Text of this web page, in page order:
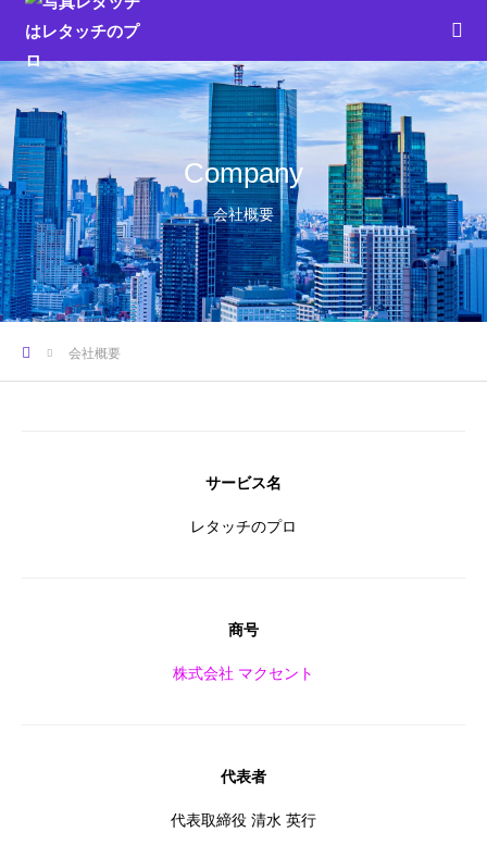
Company
会社概要
ホーム会社概要
サービス名
レタッチのプロ
商号
株式会社 マクセント
代表者
代表取締役 清水 英行